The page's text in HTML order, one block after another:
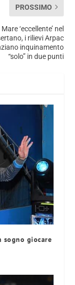
PROSSIMO
Mare ‘eccellente’ nel
i rilievi Arpac
inquinamento
“solo” in due punti
sogno giocare